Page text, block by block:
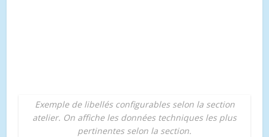
Exemple de libellés configurables selon la section
atelier. On affiche les données techniques les plus
pertinentes selon la section.